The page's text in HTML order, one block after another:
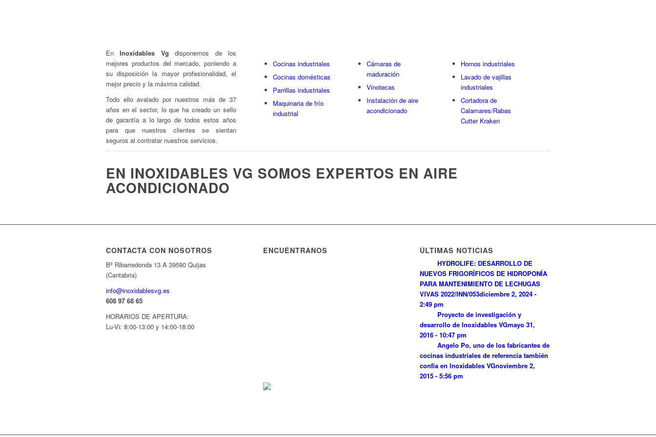
EnInoxidables Vgdisponemos de los
mejores productos del mercado, poniendo a
su disposición la mayor profesionalidad, el
mejor precio y la máxima calidad.
Todo ello avalado por nuestros más de 37
años en el sector, lo que ha creado un sello
de garantía a lo largo de todos estos años
para que nuestros clientes se sientan
seguros al contratar nuestros servicios.
Cocinas industriales
Cocinas domésticas
Parrillas industriales
Maquinaria de frío
industrial
Cámaras de
maduración
Vinotecas
Instalación de aire
acondicionado
Hornos industriales
Lavado de vajillas
industriales
Cortadora de
Calamares/Rabas
Cutter Kraken
EN INOXIDABLES VG SOMOS EXPERTOS EN AIRE
ACONDICIONADO
CONTACTA CON NOSOTROS
Bº Ribarredonda 13 A 39590 Quijas
(Cantabria)
info@inoxidablesvg.es
608 97 68 65
HORARIOS DE APERTURA:
Lu-Vi: 8:00-13:00 y 14:00-18:00
ENCUÉNTRANOS ÚLTIMAS NOTICIAS
HYDROLIFE: DESARROLLO DE
NUEVOS FRIGORÍFICOS DE HIDROPONÍA
PARA MANTENIMIENTO DE LECHUGAS
VIVAS 2022/INN/053diciembre 2, 2024 -
2:49 pm
Proyecto de investigación y
desarrollo de Inoxidables VGmayo 31,
2016 - 10:47 pm
Angelo Po, uno de los fabricantes de
cocinas industriales de referencia también
confía en Inoxidables VGnoviembre 2,
2015 - 5:56 pm